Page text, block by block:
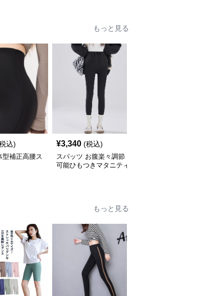
もっと見る
込)
型補正高腰ス
¥3,340 (税込)
スパッツ お腹楽々調節
可能ひもつきマタニティ
もっと見る